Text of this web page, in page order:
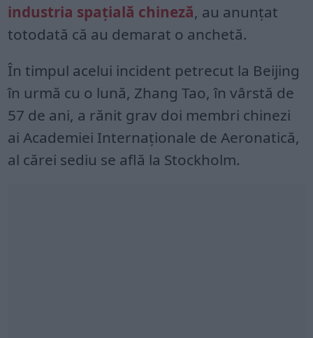
industria spaţială chineză, au anunţat
totodată că au demarat o anchetă.
În timpul acelui incident petrecut la Beijing
în urmă cu o lună, Zhang Tao, în vârstă de
57 de ani, a rănit grav doi membri chinezi
ai Academiei Internaţionale de Aeronatică,
al cărei sediu se află la Stockholm.